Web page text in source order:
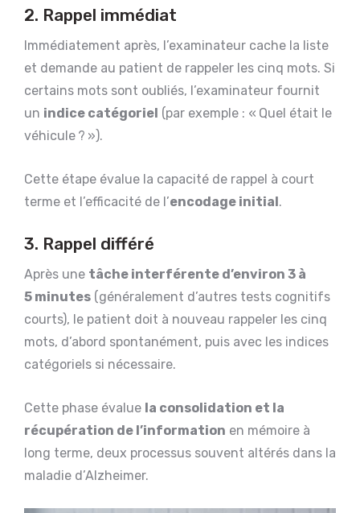
2. Rappel immédiat
Immédiatement après, l’examinateur cache la liste
et demande au patient de rappeler les cinq mots. Si
certains mots sont oubliés, l’examinateur fournit
un indice catégoriel (par exemple : « Quel était le
véhicule ? »).
Cette étape évalue la capacité de rappel à court
terme et l’efficacité de l’encodage initial .
3. Rappel différé
Après une tâche interférente d’environ 3 à
5 minutes (généralement d’autres tests cognitifs
courts), le patient doit à nouveau rappeler les cinq
mots, d’abord spontanément, puis avec les indices
catégoriels si nécessaire.
Cette phase évalue la consolidation et la
récupération de l’information en mémoire à
long terme, deux processus souvent altérés dans la
maladie d’Alzheimer.